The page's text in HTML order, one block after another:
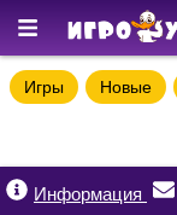
Игры Новые
Информация